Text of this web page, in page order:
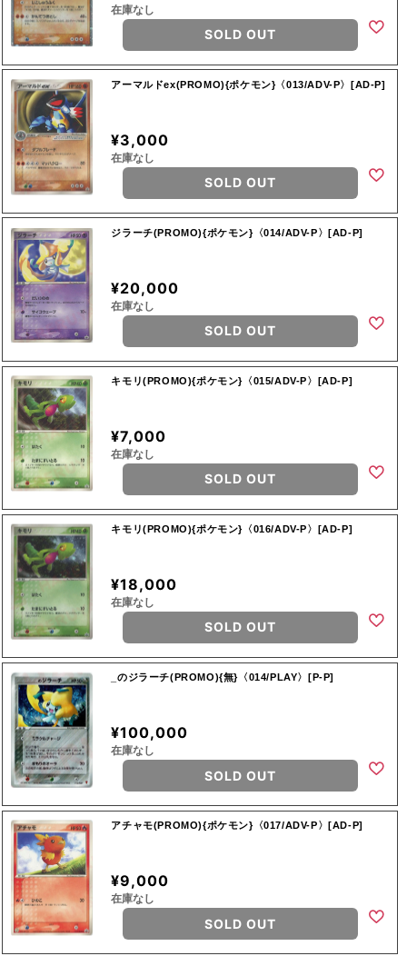
在庫なし
SOLD OUT
アーマルドex(PROMO){ポケモン}〈013/ADV-P〉[AD-P]
¥3,000
在庫なし
SOLD OUT
ジラーチ(PROMO){ポケモン}〈014/ADV-P〉[AD-P]
¥20,000
在庫なし
SOLD OUT
キモリ(PROMO){ポケモン}〈015/ADV-P〉[AD-P]
¥7,000
在庫なし
SOLD OUT
キモリ(PROMO){ポケモン}〈016/ADV-P〉[AD-P]
¥18,000
在庫なし
SOLD OUT
_のジラーチ(PROMO){無}〈014/PLAY〉[P-P]
¥100,000
在庫なし
SOLD OUT
アチャモ(PROMO){ポケモン}〈017/ADV-P〉[AD-P]
¥9,000
在庫なし
SOLD OUT